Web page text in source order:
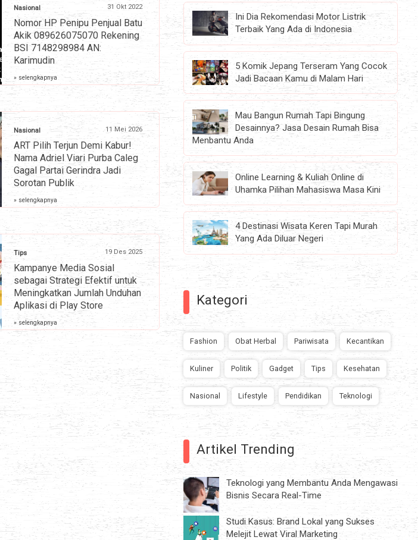
Nasional 31 Okt 2022
Nomor HP Penipu Penjual Batu
Akik 089626075070 Rekening
BSI 7148298984 AN:
Karimudin
» selengkapnya
Nasional 11 Mei 2026
ART Pilih Terjun Demi Kabur!
Nama Adriel Viari Purba Caleg
Gagal Partai Gerindra Jadi
Sorotan Publik
» selengkapnya
Tips 19 Des 2025
Kampanye Media Sosial
sebagai Strategi Efektif untuk
Meningkatkan Jumlah Unduhan
Aplikasi di Play Store
» selengkapnya
Ini Dia Rekomendasi Motor Listrik
Terbaik Yang Ada di Indonesia
5 Komik Jepang Terseram Yang Cocok
Jadi Bacaan Kamu di Malam Hari
Mau Bangun Rumah Tapi Bingung
Desainnya? Jasa Desain Rumah Bisa
Menbantu Anda
Online Learning & Kuliah Online di
Uhamka Pilihan Mahasiswa Masa Kini
4 Destinasi Wisata Keren Tapi Murah
Yang Ada Diluar Negeri
Kategori
Fashion Obat Herbal Pariwisata Kecantikan
Kuliner Politik Gadget Tips Kesehatan
Nasional Lifestyle Pendidikan Teknologi
Artikel Trending
Teknologi yang Membantu Anda Mengawasi
Bisnis Secara Real-Time
Studi Kasus: Brand Lokal yang Sukses
Melejit Lewat Viral Marketing